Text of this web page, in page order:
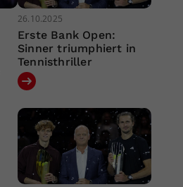
26.10.2025
Erste Bank Open:
Sinner triumphiert in
Tennisthriller